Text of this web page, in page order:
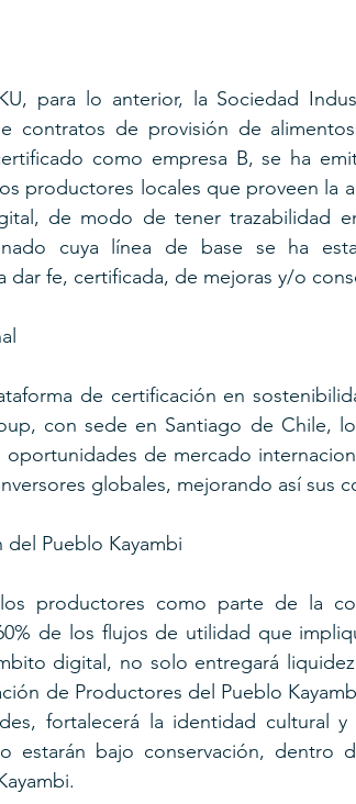
para lo anterior, la Sociedad
contratos de provisión de
como empresa B, se ha
productores locales que proveen la
de modo de tener trazabilidad
cuya línea de base se ha
dar fe, certificada, de mejoras y/o
de certificación en
con sede en Santiago de Chile,
oportunidades de mercado
globales, mejorando así sus
del Pueblo Kayambi
productores como parte de la
de los flujos de utilidad que
digital, no solo entregará
de Productores del Pueblo
fortalecerá la identidad cultural
estarán bajo conservación, dentro